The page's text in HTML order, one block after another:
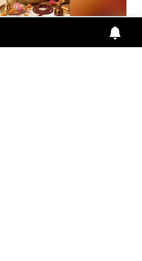
आस्था और भारतीय संस्कृति का ...